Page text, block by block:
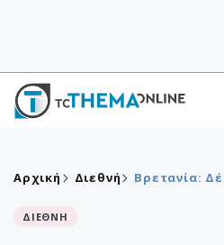
Αρχική Διεθνή Βρετανία:
ΔΙΕΘΝΗ